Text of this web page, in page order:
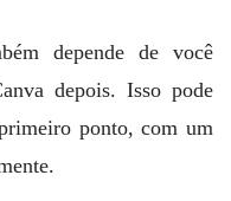
depende de você
depois. Isso pode
ponto, com um